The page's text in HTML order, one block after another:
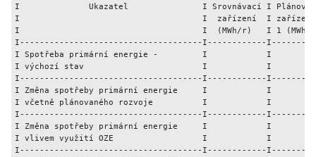
I              Ukazatel               I Srovnávací I
I                                     I  zařízení  I zařízení
I                                     I  (MWh/r)   I 1 (MWh/
I-------------------------------------I------------
I Spotřeba primární energie -         I            I
I výchozí stav                        I            I
I-------------------------------------I------------
I Změna spotřeby primární energie     I            I
I včetně plánovaného rozvoje          I            I
I-------------------------------------I------------
I Změna spotřeby primární energie     I            I
I vlivem využití OZE                  I            I
I-------------------------------------I------------